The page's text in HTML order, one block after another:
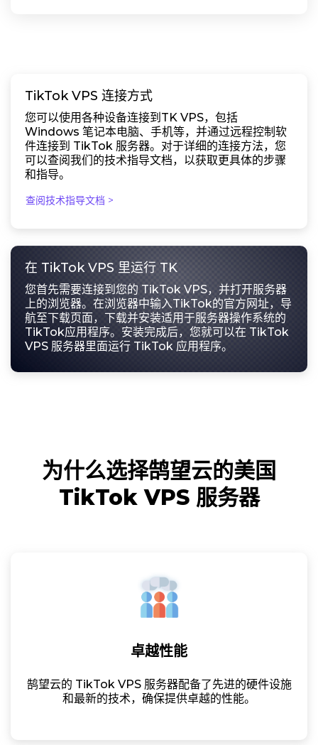
TikTok VPS 连接方式
您可以使用各种设备连接到TK VPS，包括
Windows 笔记本电脑、手机等，并通过远程控制软
件连接到 TikTok 服务器。对于详细的连接方法，您
可以查阅我们的技术指导文档，以获取更具体的步骤
和指导。
查阅技术指导文档 >
在 TikTok VPS 里运行 TK
您首先需要连接到您的 TikTok VPS，并打开服务器
上的浏览器。在浏览器中输入TikTok的官方网址，导
航至下载页面，下载并安装适用于服务器操作系统的
TikTok应用程序。安装完成后，您就可以在 TikTok
VPS 服务器里面运行 TikTok 应用程序。
为什么选择鹄望云的美国
TikTok VPS 服务器
卓越性能
鹄望云的 TikTok VPS 服务器配备了先进的硬件设施
和最新的技术，确保提供卓越的性能。